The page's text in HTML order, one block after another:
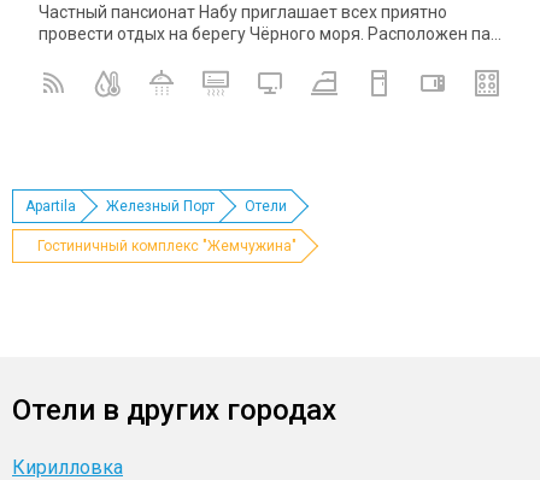
Частный пансионат Набу приглашает всех приятно
провести отдых на берегу Чёрного моря. Расположен па...
Apartila Железный Порт Отели
Гостиничный комплекс "Жемчужина"
Отели в других городах
Кирилловка